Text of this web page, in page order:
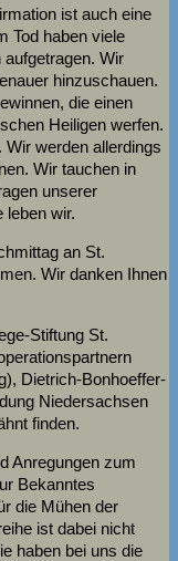
ist auch eine
Tod haben viele
Wir
hinzuschauen.
die einen
Heiligen werfen.
werden allerdings
Wir tauchen in
unserer
leben wir.
an St.
Wir danken Ihnen
Stiftung St.
Dietrich-Bonhoeffer-
Niedersachsen
finden.
Anregungen zum
Bekanntes
die Mühen der
ist dabei nicht
haben bei uns die